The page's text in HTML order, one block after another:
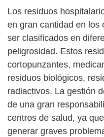
Los residuos
en gran cantidad en los
ser clasificados en
peligrosidad. Estos
cortopunzantes,
residuos biológicos,
radiactivos. La gestión
de una gran
centros de salud, ya
generar graves